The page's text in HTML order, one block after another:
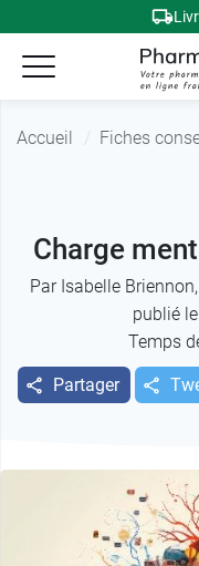
Accueil Fiches
Charge
Par Isabelle Briennon
publié
Temps
Partager